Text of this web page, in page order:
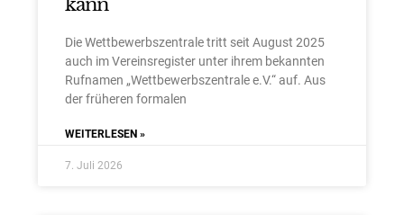
Die Wettbewerbszentrale tritt seit August 2025
auch im Vereinsregister unter ihrem bekannten
Rufnamen „Wettbewerbszentrale e.V.“ auf. Aus
der früheren formalen
WEITERLESEN »
7. Juli 2026